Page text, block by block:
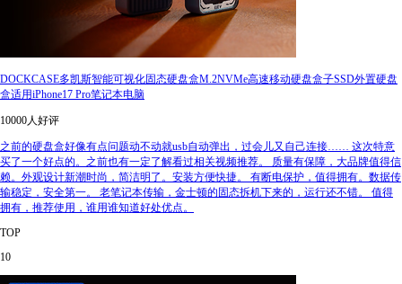
DOCKCASE多凯斯智能可视化固态硬盘盒M.2NVMe高速移动硬盘盒子SSD外置硬盘
盒适用iPhone17 Pro笔记本电脑
10000人好评
之前的硬盘盒好像有点问题动不动就usb自动弹出，过会儿又自己连接…… 这次特意
买了一个好点的。之前也有一定了解看过相关视频推荐。 质量有保障，大品牌值得信
赖。外观设计新潮时尚，简洁明了。安装方便快捷。 有断电保护，值得拥有。数据传
输稳定，安全第一。 老笔记本传输，金士顿的固态拆机下来的，运行还不错。 值得
拥有，推荐使用，谁用谁知道好处优点。
TOP
10